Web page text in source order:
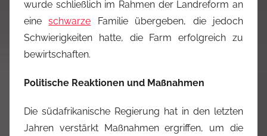
wurde schließlich im Rahmen der Landreform an
eineschwarze Familie übergeben, die jedoch
Schwierigkeiten hatte, die Farm erfolgreich zu
bewirtschaften.
Politische Reaktionen und Maßnahmen
Die südafrikanische Regierung hat in den letzten
Jahren verstärkt Maßnahmen ergriffen, um die